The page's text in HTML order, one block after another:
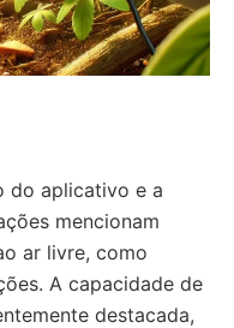
do aplicativo e a
mencionam
ar livre, como
A capacidade de
destacada,